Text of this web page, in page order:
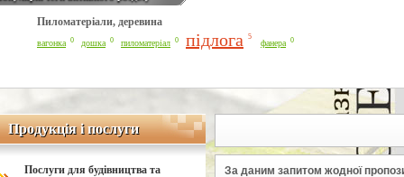
Line Number: 42
Пиломатеріали, деревина
вагонка 0 дошка 0 пиломатеріал 0 підлога 5
фанера 0
Продукція і послуги
Продукція і послуги
Послуги для будівництва та
За даним запитом жодної